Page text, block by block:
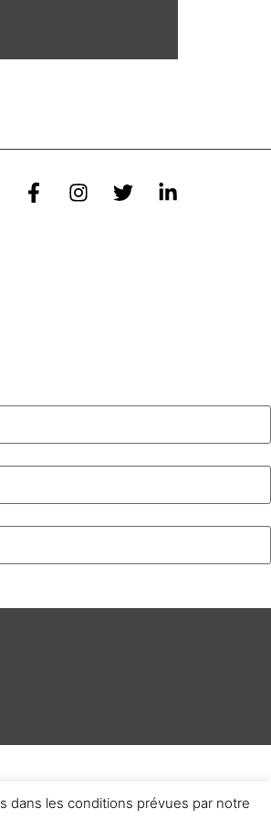
dans les conditions prévues par notre